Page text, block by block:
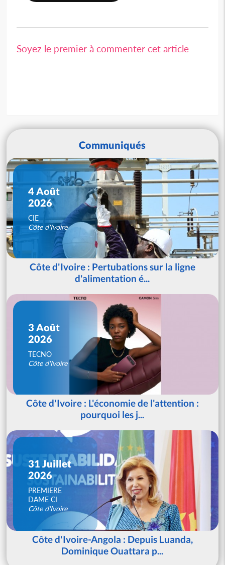
Soyez le premier à commenter cet article
Communiqués
4 Août
2026
CIE
Côte d'Ivoire
Côte d'Ivoire : Pertubations sur la ligne
d'alimentation é...
3 Août
2026
TECNO
Côte d'Ivoire
Côte d'Ivoire : L'économie de l'attention :
pourquoi les j...
31 Juillet
2026
PREMIERE
DAME CI
Côte d'Ivoire
Côte d'Ivoire-Angola : Depuis Luanda,
Dominique Ouattara p...